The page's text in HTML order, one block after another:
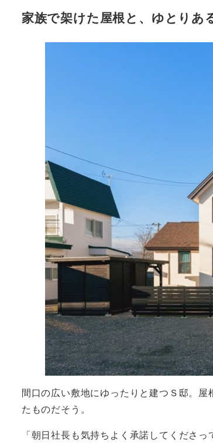
家族で架けた屋根と、ゆとりあ
間口の広い敷地にゆったりと建つＳ邸。
たものだそう。
「朝日社長も気持ちよく承諾してくださ